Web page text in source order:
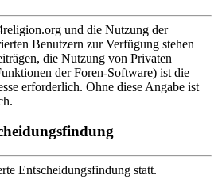
und die Nutzung der
Benutzern zur Verfügung stehen
die Nutzung von Privaten
der Foren-Software) ist die
erforderlich. Ohne diese Angabe ist
Entscheidungsfindung statt.